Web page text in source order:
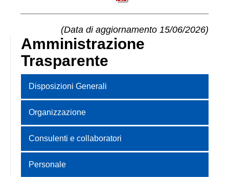
(Data di aggiornamento 15/06/2026)
Amministrazione
Trasparente
Disposizioni Generali
Organizzazione
Consulenti e collaboratori
Personale